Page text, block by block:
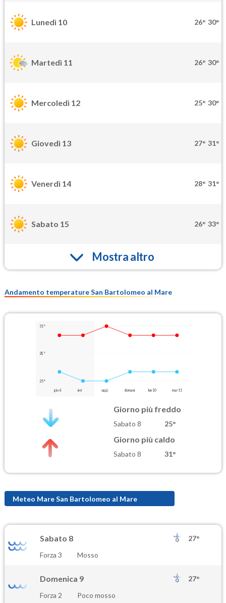
Lunedì 10 26° 30°
Martedì 11 26° 30°
Mercoledì 12 25° 30°
Giovedì 13 27° 31°
Venerdì 14 28° 31°
Sabato 15 26° 33°
Mostra altro
Andamento temperature San Bartolomeo al Mare
31°
28°
25°
gio 6 ieri oggi domani lun 10 mar 11
Giorno più freddo
Sabato 8 25°
Giorno più caldo
Sabato 8 31°
Meteo Mare San Bartolomeo al Mare
Sabato 8
27°
Forza 3
Mosso
Domenica 9
27°
Forza 2
Poco mosso